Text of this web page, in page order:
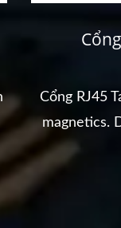
Cổng RJ45
magnetics.